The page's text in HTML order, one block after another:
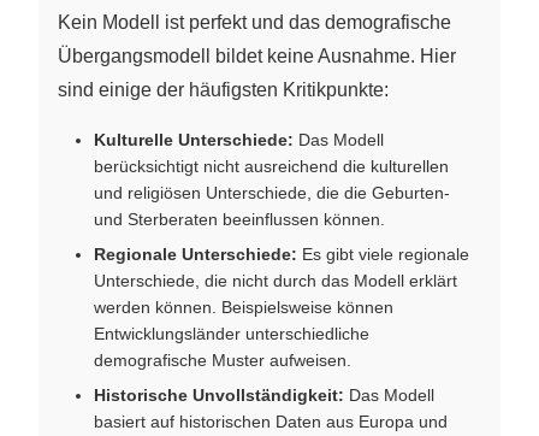
Kein Modell ist perfekt und das demografische
Übergangsmodell bildet keine Ausnahme. Hier
sind einige der häufigsten Kritikpunkte:
Kulturelle Unterschiede: Das Modell
berücksichtigt nicht ausreichend die kulturellen
und religiösen Unterschiede, die die Geburten-
und Sterberaten beeinflussen können.
Regionale Unterschiede: Es gibt viele regionale
Unterschiede, die nicht durch das Modell erklärt
werden können. Beispielsweise können
Entwicklungsländer unterschiedliche
demografische Muster aufweisen.
Historische Unvollständigkeit: Das Modell
basiert auf historischen Daten aus Europa und